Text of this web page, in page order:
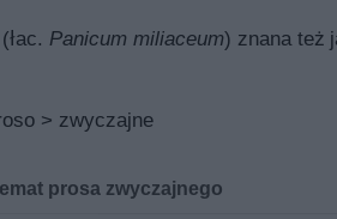
(łac. Panicum miliaceum) znana też
> zwyczajne
prosa zwyczajnego